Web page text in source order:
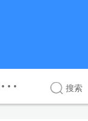
··· 搜索